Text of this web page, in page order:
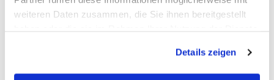
weiteren Daten zusammen, die Sie ihnen bereitgestellt
Cookies, wenn Sie unsere Webseite weiterhin nutzen.
Details zeigen
Naturlederausstattung im gesamten Innenraum von Kraftfahrzeugen.
Das Cockpitpflegespray erzeugt auf Oberflächen, wie Armaturenbrett,
Alterung (z. B. vor dem Verspröden und Ausbleichen) durch intensives
zugesetzte Duftstoff verleiht dem Innenraum einen sympathischen